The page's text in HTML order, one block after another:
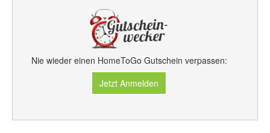
Nie wieder einen HomeToGo Gutschein verpassen:
Jetzt Anmelden